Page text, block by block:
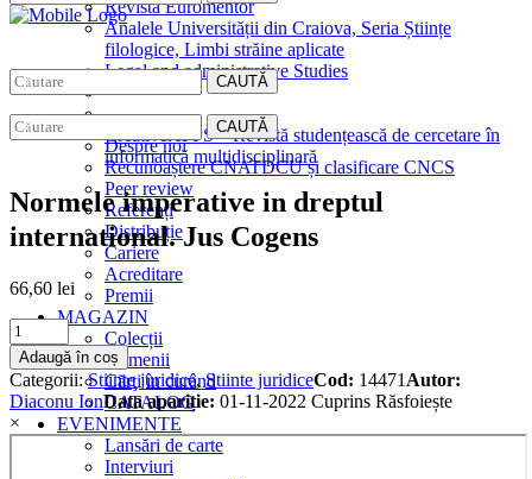
Revista Euromentor
Analele Universității din Craiova, Seria Științe
filologice, Limbi străine aplicate
Legal and administrative Studies
CreativeAPPS – Revistă studențească de cercetare în
informatică multidisciplinară
CAUTĂ
EDITURA
Despre noi
Recunoaștere CNATDCU și clasificare CNCS
Peer review
Referenți
Distribuție
Cariere
Acreditare
Premii
MAGAZIN
Colecții
Domenii
Cărţi în curând
CATALOG
EVENIMENTE
Lansări de carte
Interviuri
CAUTĂ
Normele imperative in dreptul
international. Jus Cogens
66,60 lei
Normele
imperative
in
dreptul
international.
Jus
Adaugă în coș
Categorii:Stiinte juridice,Stiinte juridiceCod: 14471 Autor:
Diaconu IonData apariție: 01-11-2022 Cuprins Răsfoiește
×